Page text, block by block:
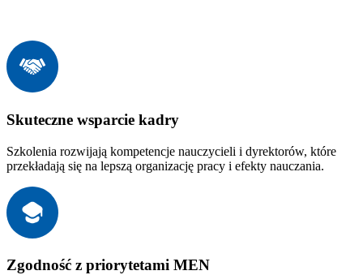
Skuteczne wsparcie kadry
Szkolenia rozwijają kompetencje nauczycieli i dyrektorów, które
przekładają się na lepszą organizację pracy i efekty nauczania.
Zgodność z priorytetami MEN